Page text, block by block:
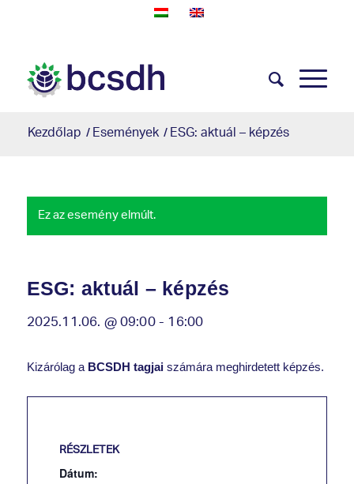
Kezdőlap /Események/ESG: aktuál – képzés
Ez az esemény elmúlt.
ESG: aktuál – képzés
2025.11.06. @ 09:00-16:00
Kizárólag a BCSDH tagjaiszámára meghirdetett képzés.
RÉSZLETEK
Dátum: